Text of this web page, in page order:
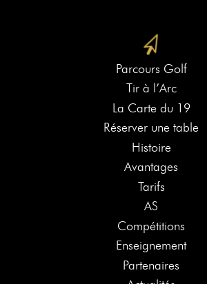
Parcours Golf
Tir à l’Arc
La Carte du 19
Réserver une table
Histoire
Avantages
Tarifs
AS
Compétitions
Enseignement
Partenaires